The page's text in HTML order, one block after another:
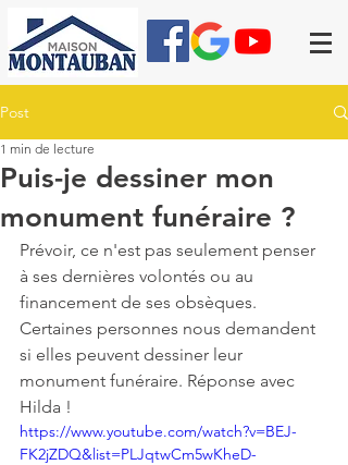
Post
Puis-je dessiner mon
monument funéraire ?
1 min de lecture
Prévoir, ce n'est pas seulement penser
à ses dernières volontés ou au
financement de ses obsèques.
Certaines personnes nous demandent
si elles peuvent dessiner leur
monument funéraire. Réponse avec
Hilda !
https://www.youtube.com/watch?v=BEJ-
FK2jZDQ&list=PLJqtwCm5wKheD-